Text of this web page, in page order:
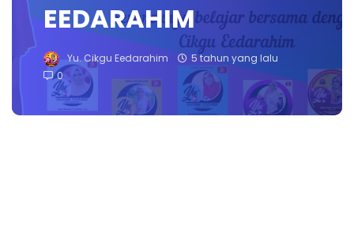
EEDARAHIM
Yu. Cikgu Eedarahim
5 tahun yang lalu
0